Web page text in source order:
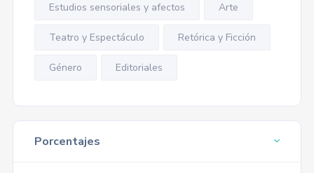
Estudios sensoriales y afectos Arte
Teatro y Espectáculo Retórica y Ficción
Género Editoriales
Porcentajes